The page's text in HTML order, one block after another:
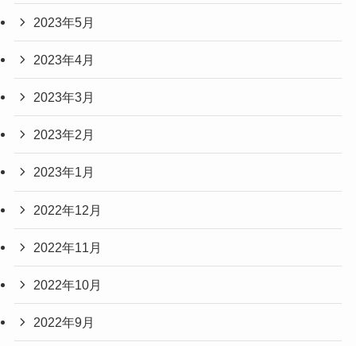
2023年5月
2023年4月
2023年3月
2023年2月
2023年1月
2022年12月
2022年11月
2022年10月
2022年9月